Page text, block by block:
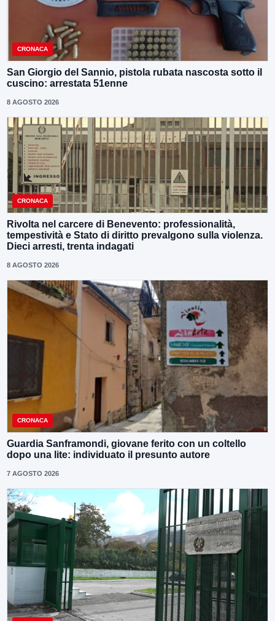
CRONACA
San Giorgio del Sannio, pistola rubata nascosta sotto il
cuscino: arrestata 51enne
8 AGOSTO 2026
CRONACA
Rivolta nel carcere di Benevento: professionalità,
tempestività e Stato di diritto prevalgono sulla violenza.
Dieci arresti, trenta indagati
8 AGOSTO 2026
CRONACA
Guardia Sanframondi, giovane ferito con un coltello
dopo una lite: individuato il presunto autore
7 AGOSTO 2026